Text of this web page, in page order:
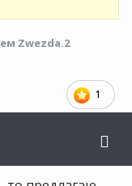
Zwezda.2
1